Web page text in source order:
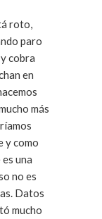
roto,
paro
cobra
en
más
y como
una
mucho